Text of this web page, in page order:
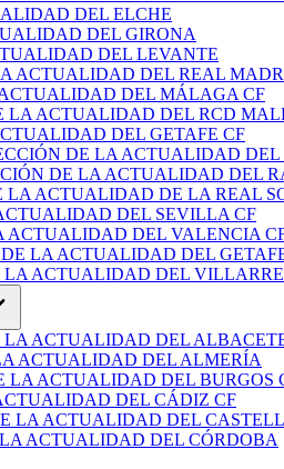
DEL ELCHE
DEL GIRONA
DEL LEVANTE
ACTUALIDAD DEL REAL
DEL MÁLAGA CF
LA ACTUALIDAD DEL RCD
DEL GETAFE CF
DE LA ACTUALIDAD
DE LA ACTUALIDAD DEL
LA ACTUALIDAD DE LA REAL
DEL SEVILLA CF
ACTUALIDAD DEL VALENCIA
DE LA ACTUALIDAD DEL
LA ACTUALIDAD DEL
LA ACTUALIDAD DEL
ACTUALIDAD DEL ALMERÍA
LA ACTUALIDAD DEL BURGOS
DEL CÁDIZ CF
LA ACTUALIDAD DEL
ACTUALIDAD DEL CÓRDOBA